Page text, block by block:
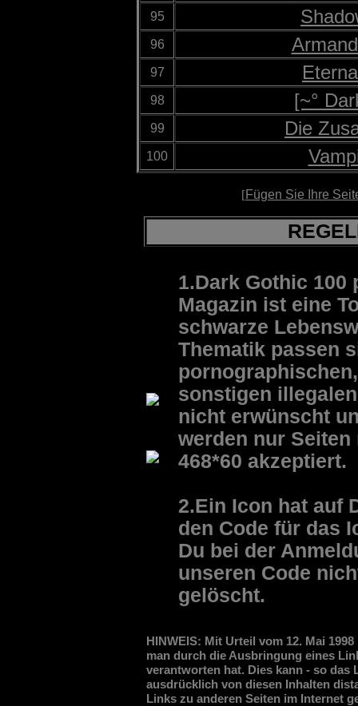
95
96
97
98 [~°
99 Die
100
[Fügen Sie Ihre
1.Dark Gothic 100
Magazin ist eine
schwarze
Thematik passen
sonstigen
nicht erwünscht
werden nur
468*60 akzeptiert.
2.Ein Icon hat auf
den Code für das
Du bei der
unseren Code
gelöscht.
HINWEIS: Mit Urteil vom 12. Mai
man durch die Ausbringung eines
verantworten hat. Dies kann - so das
ausdrücklich von diesen Inhalten
Links zu anderen Seiten im Internet